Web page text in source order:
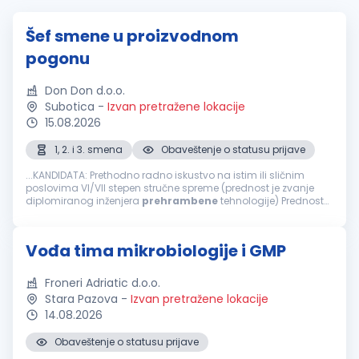
Šef smene u proizvodnom
pogonu
Don Don d.o.o.
Subotica - Izvan pretražene lokacije
15.08.2026
1, 2. i 3. smena
Obaveštenje o statusu prijave
...KANDIDATA: Prethodno radno iskustvo na istim ili sličnim
poslovima VI/VII stepen stručne spreme (prednost je zvanje
diplomiranog inženjera prehrambenetehnologije) Prednost
Vođa tima mikrobiologije i GMP
Froneri Adriatic d.o.o.
Stara Pazova - Izvan pretražene lokacije
14.08.2026
Obaveštenje o statusu prijave